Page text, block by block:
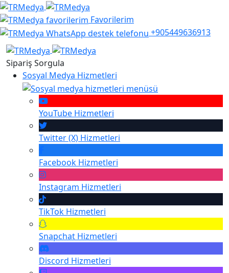
Favorilerim
+905449636913
Sipariş Sorgula
Sosyal Medya Hizmetleri
YouTube Hizmetleri
Twitter (X) Hizmetleri
Facebook Hizmetleri
Instagram Hizmetleri
TikTok Hizmetleri
Snapchat Hizmetleri
Discord Hizmetleri